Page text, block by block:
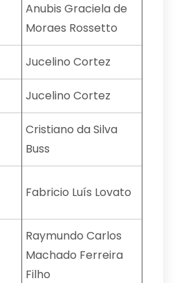
Anubis Graciela de
Moraes Rossetto
Jucelino Cortez
Jucelino Cortez
Cristiano da Silva
Buss
Fabricio Luís Lovato
Raymundo Carlos
Machado Ferreira
Filho